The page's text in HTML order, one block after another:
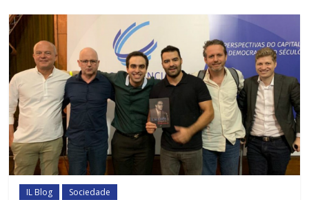
IL Blog Sociedade